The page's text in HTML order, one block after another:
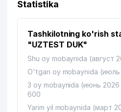
FILIALI ATB
O'ZBEKISTON
13
LI M.B. YAKKA
14
Statistika
Tashkilotning ko'rish
"UZTEST DUK"
Shu oy mobaynida (август
O'tgan oy mobaynida (июль
3 oy mobaynida (июнь 2026
600
Yarim yil mobaynida (март